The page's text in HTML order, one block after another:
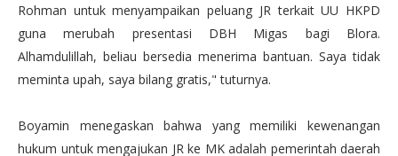
Rohman untuk menyampaikan peluang JR terkait UU HKPD
guna merubah presentasi DBH Migas bagi Blora.
Alhamdulillah, beliau bersedia menerima bantuan. Saya tidak
meminta upah, saya bilang gratis," tuturnya.
Boyamin menegaskan bahwa yang memiliki kewenangan
hukum untuk mengajukan JR ke MK adalah pemerintah daerah